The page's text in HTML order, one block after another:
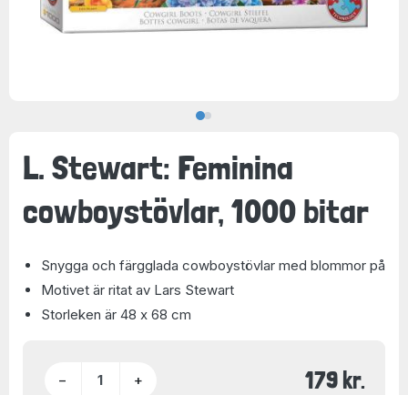
L. Stewart: Feminina
cowboystövlar, 1000 bitar
Snygga och färgglada cowboystövlar med blommor på
Motivet är ritat av Lars Stewart
Storleken är 48 x 68 cm
− + 179 kr.